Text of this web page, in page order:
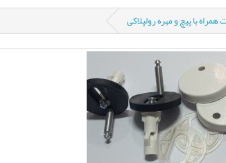
با پیچ و مهره رولپلاکی